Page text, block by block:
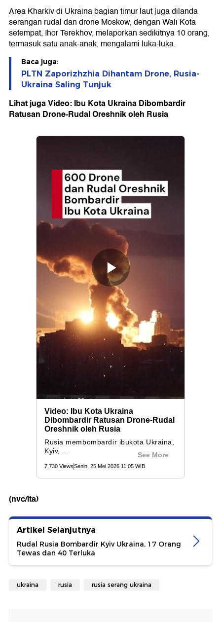
Area Kharkiv di Ukraina bagian timur laut juga dilanda
serangan rudal dan drone Moskow, dengan Wali Kota
setempat, Ihor Terekhov, melaporkan sedikitnya 10 orang,
termasuk satu anak-anak, mengalami luka-luka.
Baca juga:
PLTN Zaporizhzhia Dihantam Drone, Rusia-
Ukraina Saling Tunjuk
Lihat juga Video: Ibu Kota Ukraina Dibombardir
Ratusan Drone-Rudal Oreshnik oleh Rusia
(nvc/ita)
Artikel Selanjutnya
Rudal Rusia Bombardir Kyiv Ukraina, 17 Orang
Tewas dan 40 Terluka
ukraina rusia rusia serang ukraina